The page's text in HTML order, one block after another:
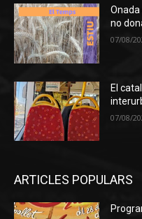
no
07/08/
El
07/08/
ARTICLES POPULARS